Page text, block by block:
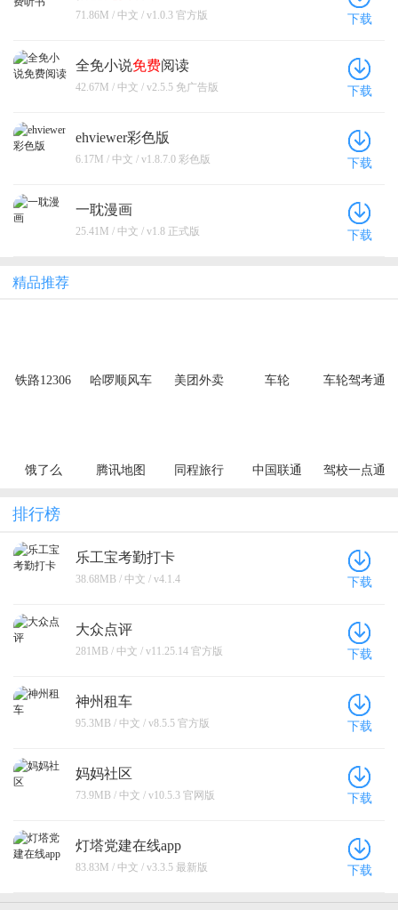
71.86M / 中文 / v1.0.3 官方版 下载
全免小说免费阅读
42.67M / 中文 / v2.5.5 免广告版 下载
ehviewer彩色版
6.17M / 中文 / v1.8.7.0 彩色版 下载
一耽漫画
25.41M / 中文 / v1.8 正式版 下载
精品推荐
铁路12306 哈啰顺风车 美团外卖 车轮 车轮驾考通
饿了么 腾讯地图 同程旅行 中国联通 驾校一点通
排行榜
乐工宝考勤打卡
38.68MB / 中文 / v4.1.4 下载
大众点评
281MB / 中文 / v11.25.14 官方版 下载
神州租车
95.3MB / 中文 / v8.5.5 官方版 下载
妈妈社区
73.9MB / 中文 / v10.5.3 官网版 下载
灯塔党建在线app
83.83M / 中文 / v3.3.5 最新版 下载